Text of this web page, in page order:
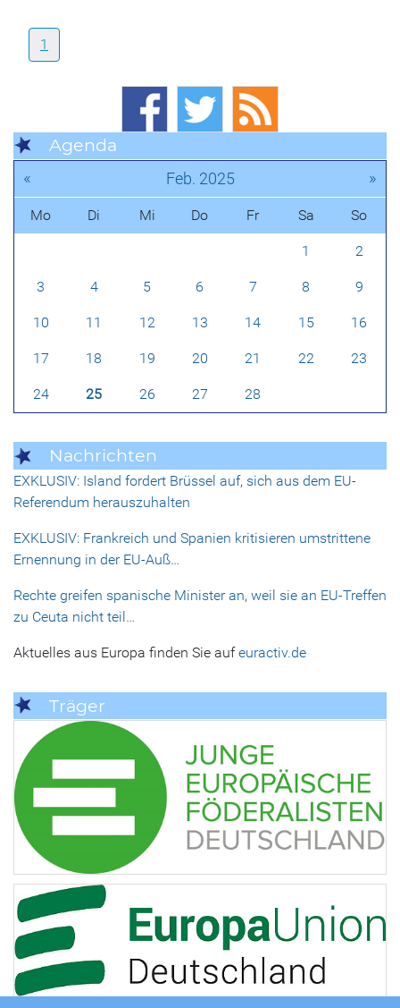
1
Agenda
« Feb. 2025 »
Mo Di Mi Do Fr Sa So
1 2
3 4 5 6 7 8 9
10 11 12 13 14 15 16
17 18 19 20 21 22 23
24 25 26 27 28
Nachrichten
EXKLUSIV: Island fordert Brüssel auf, sich aus dem EU-
Referendum herauszuhalten
EXKLUSIV: Frankreich und Spanien kritisieren umstrittene
Ernennung in der EU-Auß…
Rechte greifen spanische Minister an, weil sie an EU-Treffen
zu Ceuta nicht teil…
Aktuelles aus Europa finden Sie aufeuractiv.de
Träger